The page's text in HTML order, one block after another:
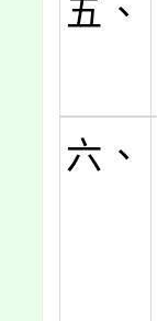
五、
六、